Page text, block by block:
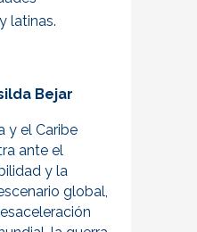
latinas.
Bejar
y el Caribe
ante el
y la
global,